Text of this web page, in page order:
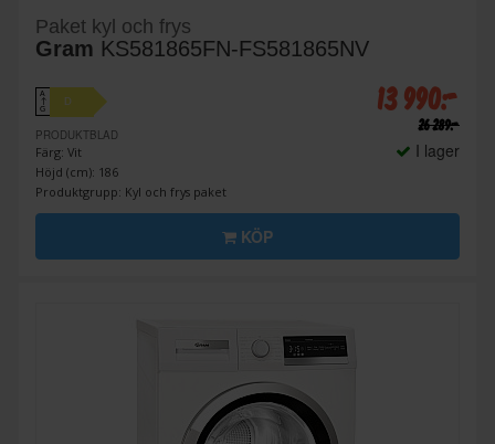
Paket kyl och frys
Gram KS581865FN-FS581865NV
A
↑
G
D
PRODUKTBLAD
Färg: Vit
Höjd (cm): 186
Produktgrupp: Kyl och frys paket
13 990:-
26 289:-
I lager
KÖP